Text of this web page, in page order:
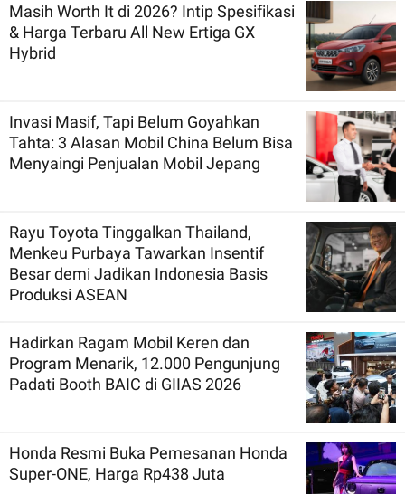
Masih Worth It di 2026? Intip Spesifikasi
& Harga Terbaru All New Ertiga GX
Hybrid
Invasi Masif, Tapi Belum Goyahkan
Tahta: 3 Alasan Mobil China Belum Bisa
Menyaingi Penjualan Mobil Jepang
Rayu Toyota Tinggalkan Thailand,
Menkeu Purbaya Tawarkan Insentif
Besar demi Jadikan Indonesia Basis
Produksi ASEAN
Hadirkan Ragam Mobil Keren dan
Program Menarik, 12.000 Pengunjung
Padati Booth BAIC di GIIAS 2026
Honda Resmi Buka Pemesanan Honda
Super-ONE, Harga Rp438 Juta